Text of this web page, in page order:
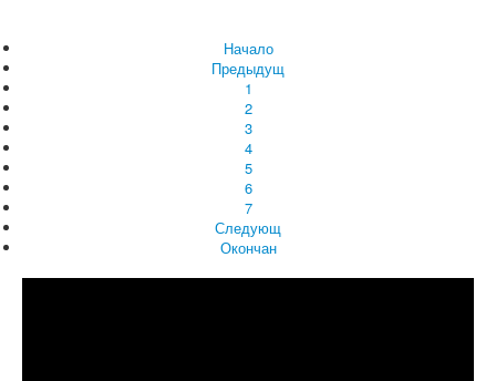
Начало
Предыдущ
1
2
3
4
5
6
7
Следующ
Окончан